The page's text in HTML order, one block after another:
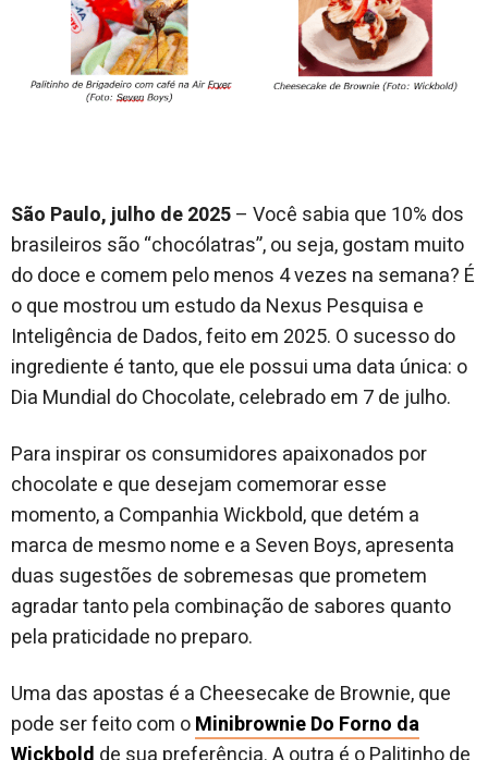
São Paulo, julho de 2025– Você sabia que 10% dos
brasileiros são “chocólatras”, ou seja, gostam muito
do doce e comem pelo menos 4 vezes na semana? É
o que mostrou um estudo da Nexus Pesquisa e
Inteligência de Dados, feito em 2025. O sucesso do
ingrediente é tanto, que ele possui uma data única: o
Dia Mundial do Chocolate, celebrado em 7 de julho.
Para inspirar os consumidores apaixonados por
chocolate e que desejam comemorar esse
momento, a Companhia Wickbold, que detém a
marca de mesmo nome e a Seven Boys, apresenta
duas sugestões de sobremesas que prometem
agradar tanto pela combinação de sabores quanto
pela praticidade no preparo.
Uma das apostas é a Cheesecake de Brownie, que
pode ser feito com oMinibrownie Do Forno da